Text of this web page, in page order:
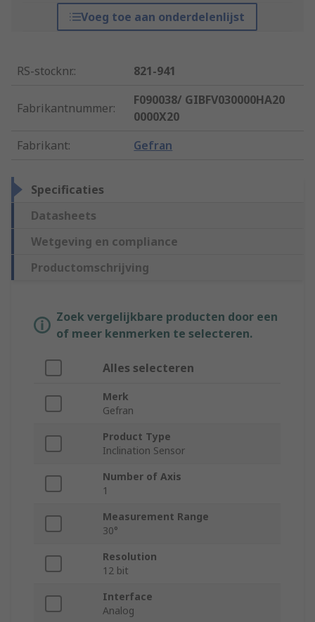
Voeg toe aan onderdelenlijst
RS-stocknr.: 821-941
Fabrikantnummer:
F090038/ GIBFV030000HA20
0000X20
Fabrikant: Gefran
Specificaties
Datasheets
Wetgeving en compliance
Productomschrijving
Zoek vergelijkbare producten door een
of meer kenmerken te selecteren.
Alles selecteren
Merk
Gefran
Product Type
Inclination Sensor
Number of Axis
1
Measurement Range
30°
Resolution
12 bit
Interface
Analog